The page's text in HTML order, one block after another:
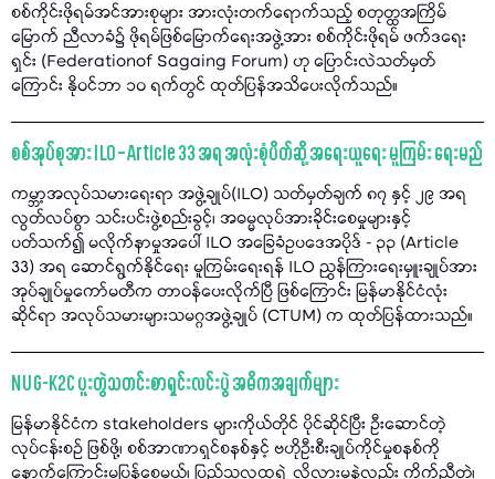
စစ်ကိုင်းဖိုရမ်အင်အားစုများ အားလုံးတက်ရောက်သည့် စတုတ္ထအကြိမ်
မြောက် ညီလာခံ၌ ဖိုရမ်ဖြစ်မြောက်ရေးအဖွဲ့အား စစ်ကိုင်းဖိုရမ် ဖက်ဒရေး
ရှင်း (Federationof Sagaing Forum) ဟု ပြောင်းလဲသတ်မှတ်
ကြောင်း နိုဝင်ဘာ ၁၀ ရက်တွင် ထုတ်ပြန်အသိပေးလိုက်သည်။
စစ်အုပ်စုအား ILO – Article 33 အရ အလုံးစုံပိတ်ဆို့ အရေးယူရေး မူကြမ်း ရေးမည်
ကမ္ဘာ့အလုပ်သမားရေးရာ အဖွဲ့ချုပ်(ILO) သတ်မှတ်ချက် ၈၇ နှင့် ၂၉ အရ
လွတ်လပ်စွာ သင်းပင်းဖွဲ့စည်းခွင့်၊ အဓမ္မလုပ်အားခိုင်းစေမှုများနှင့်
ပတ်သက်၍ မလိုက်နာမှုအပေါ် ILO အခြေခံဥပဒေအပိုဒ် - ၃၃ (Article
33) အရ ဆောင်ရွက်နိုင်ရေး မူကြမ်းရေးရန် ILO ညွှန်ကြားရေးမှူးချုပ်အား
အုပ်ချုပ်မှုကော်မတီက တာဝန်ပေးလိုက်ပြီ ဖြစ်ကြောင်း မြန်မာနိုင်ငံလုံး
ဆိုင်ရာ အလုပ်သမားများသမဂ္ဂအဖွဲ့ချုပ် (CTUM) က ထုတ်ပြန်ထားသည်။
NUG-K2C ပူးတွဲသတင်းစာရှင်းလင်းပွဲ အဓိကအချက်များ
မြန်မာနိုင်ငံက stakeholders များကိုယ်တိုင် ပိုင်ဆိုင်ပြီး ဦးဆောင်တဲ့
လုပ်ငန်းစဉ် ဖြစ်ဖို့၊ စစ်အာဏာရှင်စနစ်နှင့် ဗဟိုဦးစီးချုပ်ကိုင်မှုစနစ်ကို
နောက်ကြောင်းမပြန်စေမယ့်၊ ပြည်သူလူထုရဲ့ လိုလားမှုနဲ့လည်း ကိုက်ညီတဲ့၊